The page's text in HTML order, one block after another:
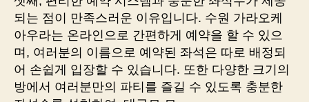
되는 점이 만족스러운 이유입니다. 수원 가라오케
아우라는 온라인으로 간편하게 예약을 할 수 있으
며, 여러분의 이름으로 예약된 좌석은 따로 배정되
어 손쉽게 입장할 수 있습니다. 또한 다양한 크기의
방에서 여러분만의 파티를 즐길 수 있도록 충분한